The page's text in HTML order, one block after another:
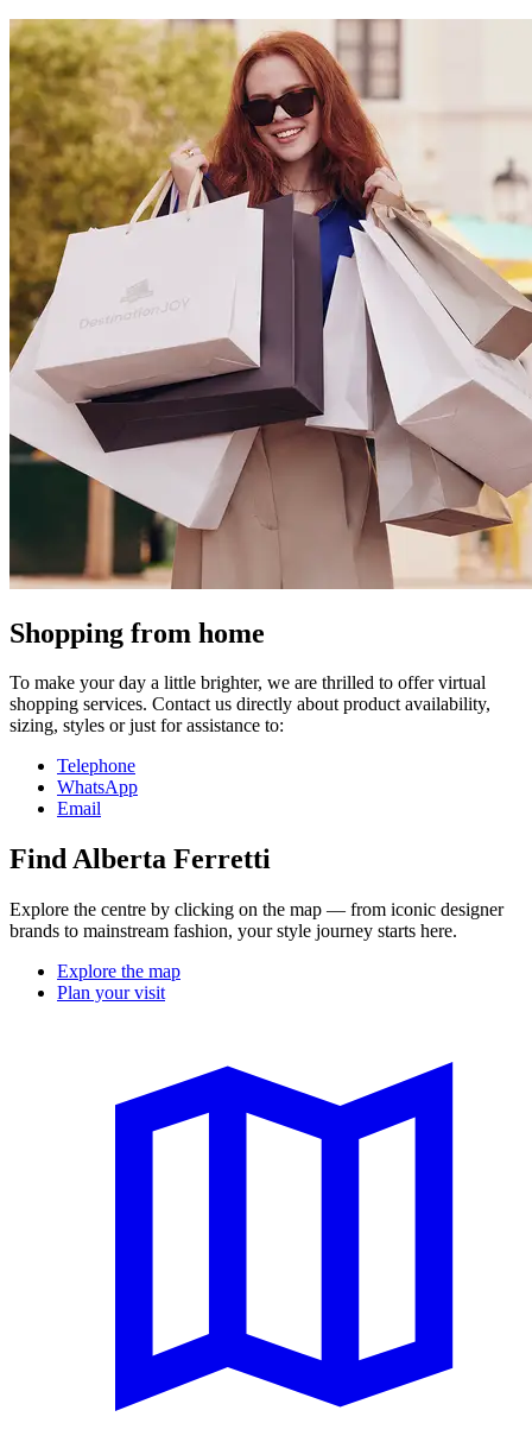
Shopping from home
To make your day a little brighter, we are thrilled to offer virtual
shopping services. Contact us directly about product availability,
sizing, styles or just for assistance to:
Telephone
WhatsApp
Email
Find Alberta Ferretti
Explore the centre by clicking on the map — from iconic designer
brands to mainstream fashion, your style journey starts here.
Explore the map
Plan your visit